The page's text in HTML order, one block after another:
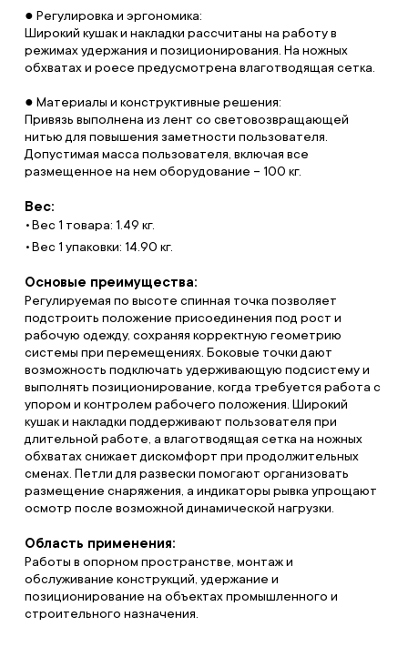
● Регулировка и эргономика:
Широкий кушак и накладки рассчитаны на работу в
режимах удержания и позиционирования. На ножных
обхватах и роесе предусмотрена влаготводящая сетка.
● Материалы и конструктивные решения:
Привязь выполнена из лент со световозвращающей
нитью для повышения заметности пользователя.
Допустимая масса пользователя, включая все
размещенное на нем оборудование – 100 кг.
Вес:
Вес 1 товара: 1.49 кг.
Вес 1 упаковки: 14.90 кг.
Основые преимущества:
Регулируемая по высоте спинная точка позволяет
подстроить положение присоединения под рост и
рабочую одежду, сохраняя корректную геометрию
системы при перемещениях. Боковые точки дают
возможность подключать удерживающую подсистему и
выполнять позиционирование, когда требуется работа с
упором и контролем рабочего положения. Широкий
кушак и накладки поддерживают пользователя при
длительной работе, а влаготводящая сетка на ножных
обхватах снижает дискомфорт при продолжительных
сменах. Петли для развески помогают организовать
размещение снаряжения, а индикаторы рывка упрощают
осмотр после возможной динамической нагрузки.
Область применения:
Работы в опорном пространстве, монтаж и
обслуживание конструкций, удержание и
позиционирование на объектах промышленного и
строительного назначения.